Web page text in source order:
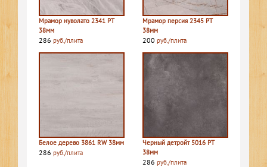
Мрамор нуволато 2341 PT
38мм
286 руб./плита
Мрамор персия 2345 PT
38мм
200 руб./плита
Белое дерево 3861 RW 38мм
286 руб./плита
Черный детройт 5016 PT
38мм
286 руб./плита